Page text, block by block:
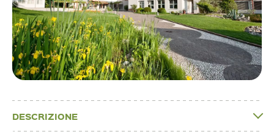
DESCRIZIONE